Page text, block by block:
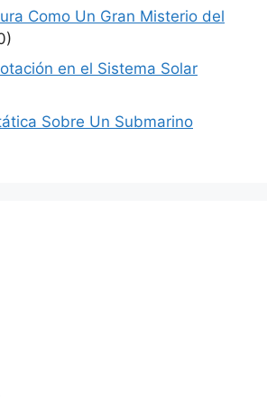
Como Un Gran Misterio del
en el Sistema Solar
Sobre Un Submarino